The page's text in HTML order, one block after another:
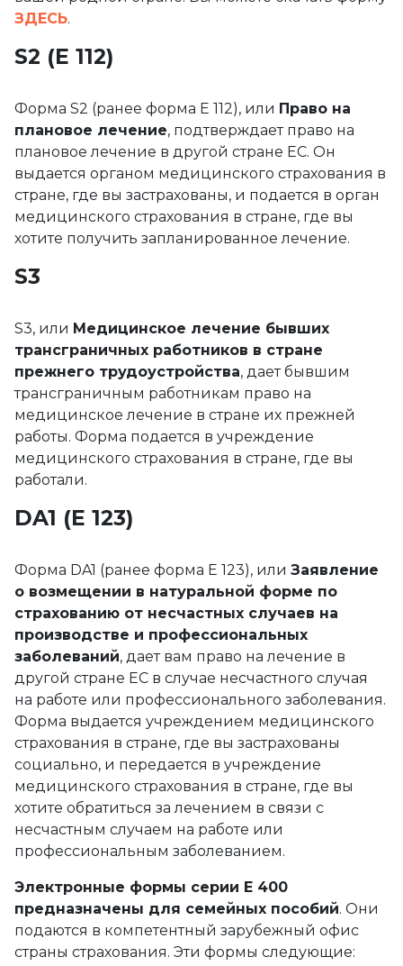
ЗДЕСЬ.
S2 (E 112)
Форма S2 (ранее форма E 112), или Право на
плановое лечение, подтверждает право на
плановое лечение в другой стране ЕС. Он
выдается органом медицинского страхования в
стране, где вы застрахованы, и подается в орган
медицинского страхования в стране, где вы
хотите получить запланированное лечение.
S3
S3, или Медицинское лечение бывших
трансграничных работников в стране
прежнего трудоустройства, дает бывшим
трансграничным работникам право на
медицинское лечение в стране их прежней
работы. Форма подается в учреждение
медицинского страхования в стране, где вы
работали.
DA1 (Е 123)
Форма DA1 (ранее форма E 123), или Заявление
о возмещении в натуральной форме по
страхованию от несчастных случаев на
производстве и профессиональных
заболеваний, дает вам право на лечение в
другой стране ЕС в случае несчастного случая
на работе или профессионального заболевания.
Форма выдается учреждением медицинского
страхования в стране, где вы застрахованы
социально, и передается в учреждение
медицинского страхования в стране, где вы
хотите обратиться за лечением в связи с
несчастным случаем на работе или
профессиональным заболеванием.
Электронные формы серии Е 400
предназначены для семейных пособий. Они
подаются в компетентный зарубежный офис
страны страхования. Эти формы следующие: